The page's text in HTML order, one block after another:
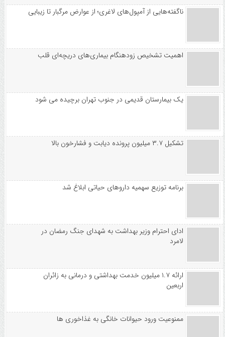
ناگفته‌هایی از آمپول‌های لاغری؛ از عوارض مرگبار تا زیبایی
اهمیت تشخیص زودهنگام بیماری‌های دریچه‌ای قلب
یک بیمارستان قدیمی در جنوب تهران برچیده می شود
تشکیل ۳.۷ میلیون پرونده دیابت و فشارخون بالا
برنامه توزیع سهمیه داروهای حیاتی ابلاغ شد
ادای احترام وزیر بهداشت به شهدای جنگ رمضان در
لامرد
ارائه ۱.۷ میلیون خدمت بهداشتی و درمانی به زائران
اربعین
ممنوعیت ورود حیوانات خانگی به غذاخوری ها